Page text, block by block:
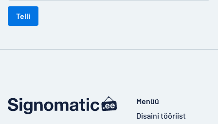
Telli
Menüü
Disaini tööriist